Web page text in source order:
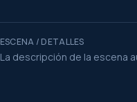
ESCENA / DETALLES
La descripción de la escena